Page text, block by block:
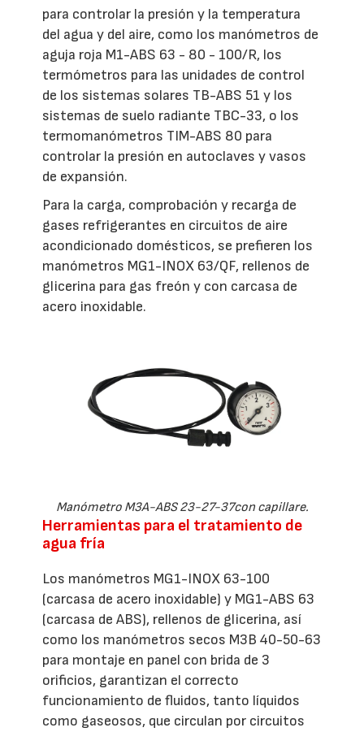
para controlar la presión y la temperatura
del agua y del aire, como los manómetros de
aguja roja M1-ABS 63 - 80 - 100/R, los
termómetros para las unidades de control
de los sistemas solares TB-ABS 51 y los
sistemas de suelo radiante TBC-33, o los
termomanómetros TIM-ABS 80 para
controlar la presión en autoclaves y vasos
de expansión.
Para la carga, comprobación y recarga de
gases refrigerantes en circuitos de aire
acondicionado domésticos, se prefieren los
manómetros MG1-INOX 63/QF, rellenos de
glicerina para gas freón y con carcasa de
acero inoxidable.
Manómetro M3A-ABS 23-27-37con capillare.
Herramientas para el tratamiento de
agua fría
Los manómetros MG1-INOX 63-100
(carcasa de acero inoxidable) y MG1-ABS 63
(carcasa de ABS), rellenos de glicerina, así
como los manómetros secos M3B 40-50-63
para montaje en panel con brida de 3
orificios, garantizan el correcto
funcionamiento de fluidos, tanto líquidos
como gaseosos, que circulan por circuitos